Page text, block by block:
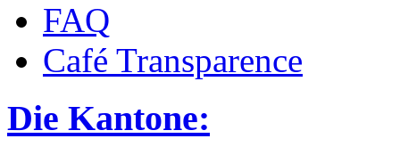
FAQ
Café Transparence
Die Kantone: